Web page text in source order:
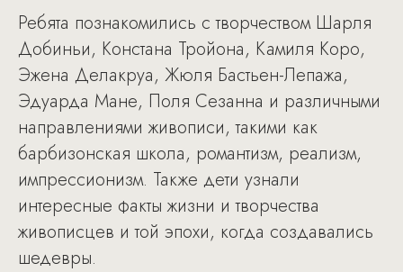
Ребята познакомились с творчеством Шарля
Добиньи, Констана Тройона, Камиля Коро,
Эжена Делакруа, Жюля Бастьен-Лепажа,
Эдуарда Мане, Поля Сезанна и различными
направлениями живописи, такими как
барбизонская школа, романтизм, реализм,
импрессионизм. Также дети узнали
интересные факты жизни и творчества
живописцев и той эпохи, когда создавались
шедевры.